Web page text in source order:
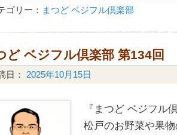
ゴリー： まつど ベジフル倶楽部
ど ベジフル倶楽部 第134回
日： 2025年10月15日
『まつど ベジフル
松戸のお野菜や果